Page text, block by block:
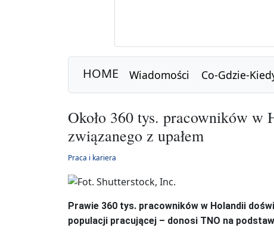
HOME Wiadomości Co-Gdzie-
Około 360 tys. pracowników w
związanego z upałem
Praca i kariera
Prawie 360 tys. pracowników w Holandii
populacji pracującej – donosi TNO na